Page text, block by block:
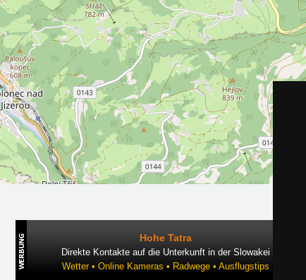
Hohe Tatra
Direkte Kontakte auf die Unterkunft in der Slowakei
Wetter • Online Kameras • Radwege • Ausflugstips